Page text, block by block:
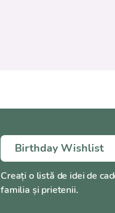
Birthday Wishlist
Creați o listă de idei de
familia și prietenii.